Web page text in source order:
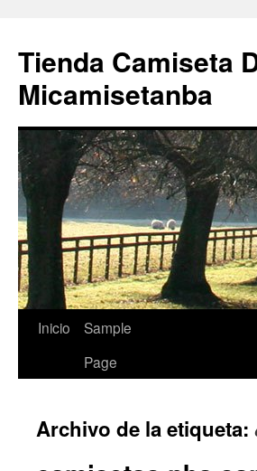
Tienda Camiseta
Micamisetanba
Saltar
Inicio
Sample
Page
Archivo de la etiqueta: